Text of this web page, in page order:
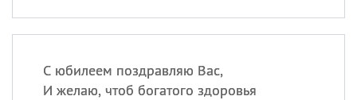
С юбилеем поздравляю Вас,
И желаю, чтоб богатого здоровья